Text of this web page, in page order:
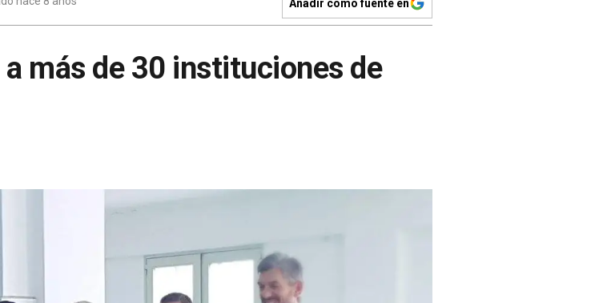
Añadir como fuente en
más de 30 instituciones de